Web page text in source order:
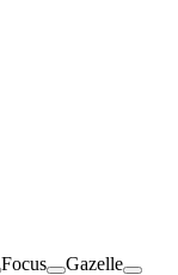
Focus
Gazelle